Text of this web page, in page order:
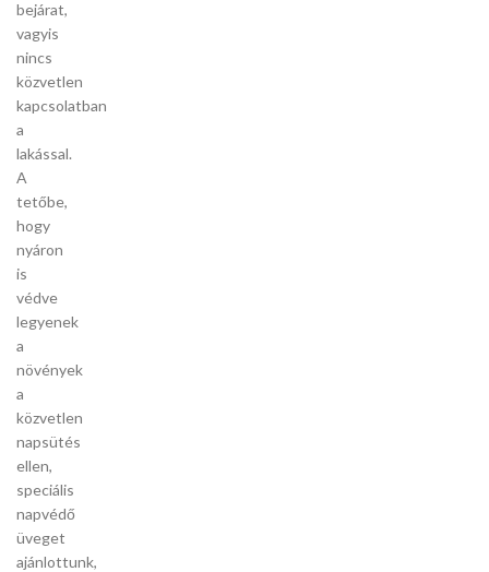
bejárat,
vagyis
nincs
közvetlen
kapcsolatban
a
lakással.
A
tetőbe,
hogy
nyáron
is
védve
legyenek
a
növények
a
közvetlen
napsütés
ellen,
speciális
napvédő
üveget
ajánlottunk,